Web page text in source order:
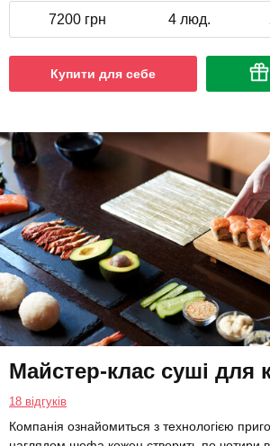
7200 грн 4 люд.
Купити для себе
Майстер-клас суші для
18 відгуків
Компанія ознайомиться з технологією